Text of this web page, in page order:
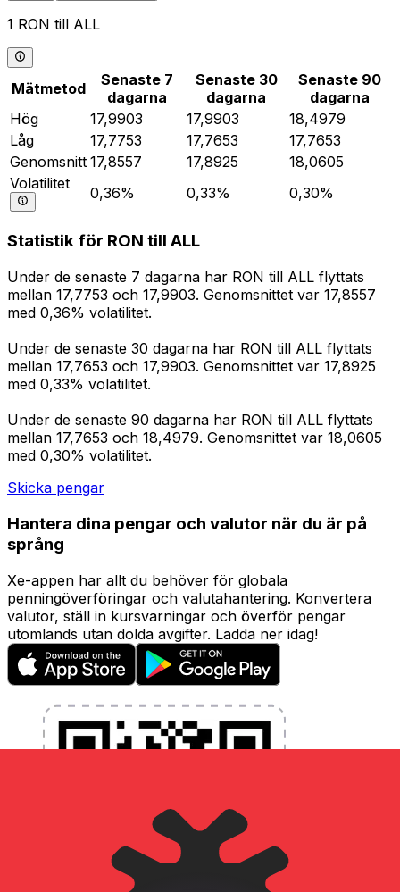
1 RON till ALL
Mätmetod
Senaste 7
dagarna
Senaste 30
dagarna
Senaste 90
dagarna
Hög
17,9903 17,9903
18,4979
Låg
17,7753 17,7653
17,7653
Genomsnitt 17,8557 17,8925
18,0605
Volatilitet
0,36% 0,33% 0,30%
Statistik för RON till ALL
Under de senaste 7 dagarna har RON till ALL flyttats
mellan 17,7753 och 17,9903. Genomsnittet var 17,8557
med 0,36% volatilitet.
Under de senaste 30 dagarna har RON till ALL flyttats
mellan 17,7653 och 17,9903. Genomsnittet var 17,8925
med 0,33% volatilitet.
Under de senaste 90 dagarna har RON till ALL flyttats
mellan 17,7653 och 18,4979. Genomsnittet var 18,0605
med 0,30% volatilitet.
Skicka pengar
Hantera dina pengar och valutor när du är på
språng
Xe-appen har allt du behöver för globala
penningöverföringar och valutahantering. Konvertera
valutor, ställ in kursvarningar och överför pengar
utomlands utan dolda avgifter. Ladda ner idag!